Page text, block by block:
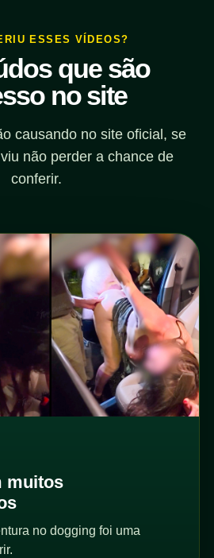
ESSES VÍDEOS?
que são
no site
causando no site oficial, se
não perder a chance de
conferir.
muitos
no dogging foi uma